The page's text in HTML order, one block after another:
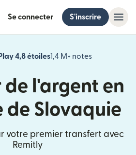
Se connecter S'inscrire
4,8 étoiles1,4 M+ notes
de l'argent en
de Slovaquie
votre premier transfert avec
Remitly